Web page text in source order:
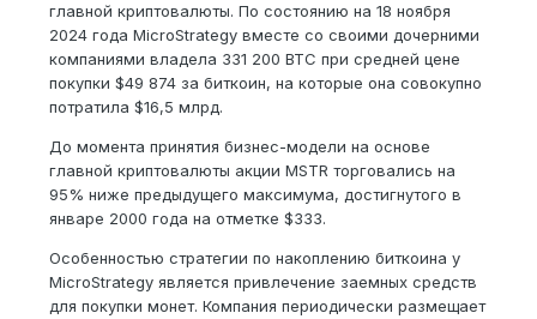
главной криптовалюты. По состоянию на 18 ноября
2024 года MicroStrategy вместе со своими дочерними
компаниями владела 331 200 BTC при средней цене
покупки $49 874 за биткоин, на которые она совокупно
потратила $16,5 млрд.
До момента принятия бизнес-модели на основе
главной криптовалюты акции MSTR торговались на
95% ниже предыдущего максимума, достигнутого в
январе 2000 года на отметке $333.
Особенностью стратегии по накоплению биткоина у
MicroStrategy является привлечение заемных средств
для покупки монет. Компания периодически размещает